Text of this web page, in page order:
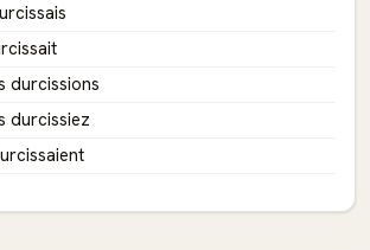
durcissions
durcissiez